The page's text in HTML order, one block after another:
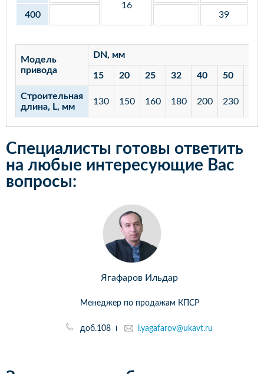
16
400
39
Модель
привода
DN, мм
15 20 25 32 40 50
Строительная
длина, L, мм
130 150 160 180 200 230
Специалисты готовы ответить
на любые интересующие Вас
вопросы:
Ягафаров Ильдар
Менеджер по продажам КПСР
доб.108 i.yagafarov@ukavt.ru